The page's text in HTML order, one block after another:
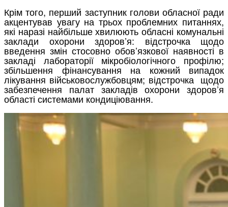
Крім того, перший заступник голови обласної ради
акцентував увагу на трьох проблемних питаннях,
які наразі найбільше хвилюють обласні комунальні
заклади охорони здоров’я: відстрочка щодо
введення змін стосовно обов’язкової наявності в
закладі лабораторії мікробіологічного профілю;
збільшення фінансування на кожний випадок
лікування військовослужбовцям; відстрочка щодо
забезпечення палат закладів охорони здоров’я
області системами кондиціювання.